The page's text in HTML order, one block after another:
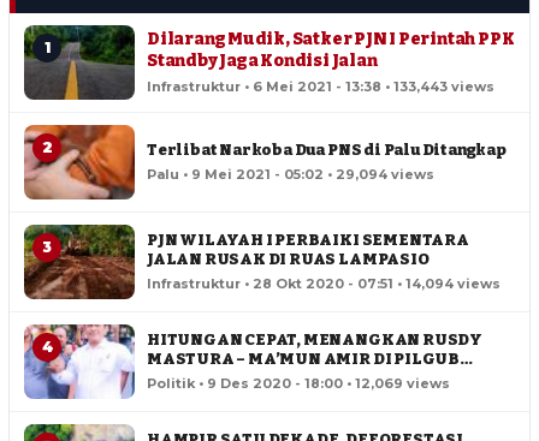
1
Dilarang Mudik, Satker PJN I Perintah PPK
Standby Jaga Kondisi Jalan
Infrastruktur • 6 Mei 2021 - 13:38 • 133,443 views
2 Terlibat Narkoba Dua PNS di Palu Ditangkap
Palu • 9 Mei 2021 - 05:02 • 29,094 views
3
PJN WILAYAH I PERBAIKI SEMENTARA
JALAN RUSAK DI RUAS LAMPASIO
Infrastruktur • 28 Okt 2020 - 07:51 • 14,094 views
4
HITUNGAN CEPAT, MENANGKAN RUSDY
MASTURA – MA’MUN AMIR DI PILGUB
SULTENG
Politik • 9 Des 2020 - 18:00 • 12,069 views